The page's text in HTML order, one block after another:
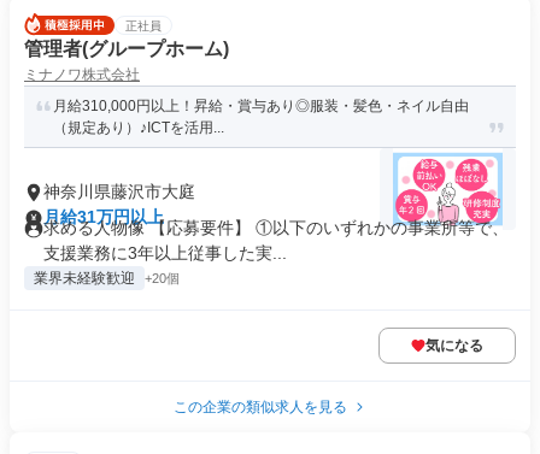
正社員
管理者(グループホーム)
ミナノワ株式会社
月給310,000円以上！昇給・賞与あり◎服装・髪色・ネイル自由
（規定あり）♪ICTを活用...
神奈川県藤沢市大庭
月給31万円以上
求める人物像 【応募要件】 ①以下のいずれかの事業所等で、
支援業務に3年以上従事した実...
業界未経験歓迎 +20個
気になる
この企業の類似求人を見る